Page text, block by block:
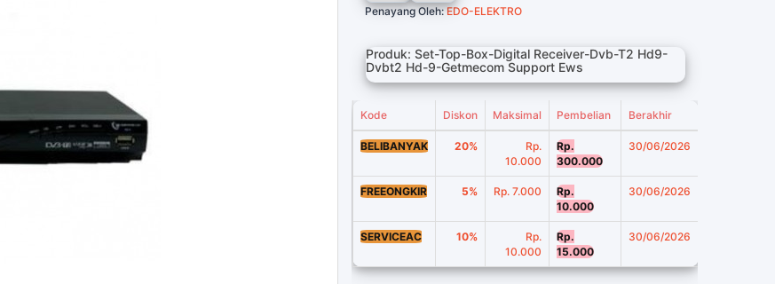
Penayang Oleh:EDO-ELEKTRO
Produk: Set-Top-Box-Digital Receiver-Dvb-T2 Hd9-
Dvbt2 Hd-9-Getmecom Support Ews
Kode Diskon Maksimal Pembelian Berakhir
BELIBANYAK 20%
Rp.
10.000
Rp.
300.000
30/06/2026
FREEONGKIR 5% Rp. 7.000
Rp.
10.000
30/06/2026
SERVICEAC 10%
Rp.
10.000
Rp.
15.000
30/06/2026